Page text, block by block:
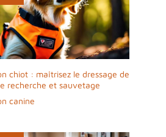
chiot : maîtrisez le dressage de
recherche et sauvetage
canine